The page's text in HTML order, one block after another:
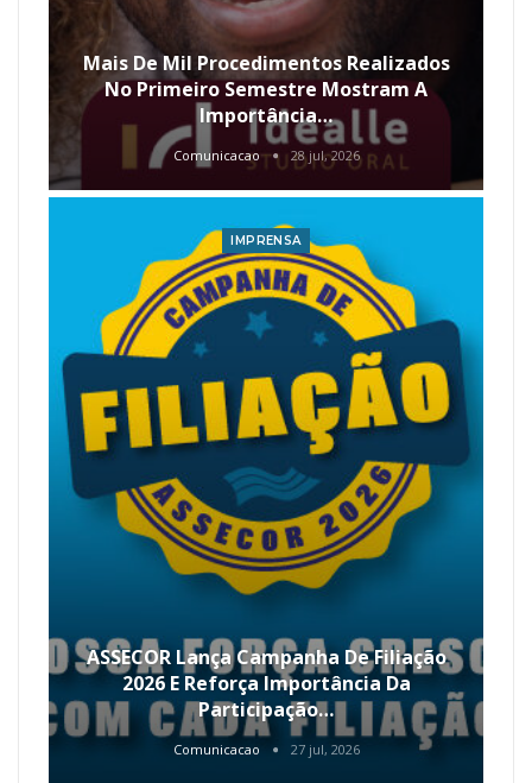
Mais De Mil Procedimentos Realizados
No Primeiro Semestre Mostram A
Importância…
Comunicacao 28 jul, 2026
IMPRENSA
ASSECOR Lança Campanha De Filiação
2026 E Reforça Importância Da
Participação…
Comunicacao 27 jul, 2026